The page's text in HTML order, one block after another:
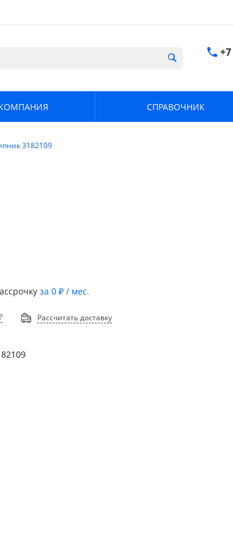
СПРАВОЧНИК
3182109
за0 ₽ / мес.
Рассчитать доставку